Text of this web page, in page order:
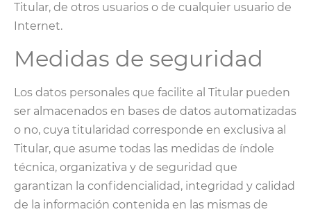
Titular, de otros usuarios o de cualquier usuario de
Internet.
Medidas de seguridad
Los datos personales que facilite al Titular pueden
ser almacenados en bases de datos automatizadas
o no, cuya titularidad corresponde en exclusiva al
Titular, que asume todas las medidas de índole
técnica, organizativa y de seguridad que
garantizan la confidencialidad, integridad y calidad
de la información contenida en las mismas de